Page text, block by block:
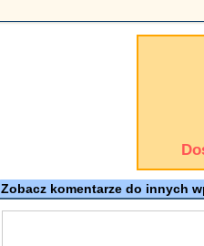
Zobacz komentarze do innych